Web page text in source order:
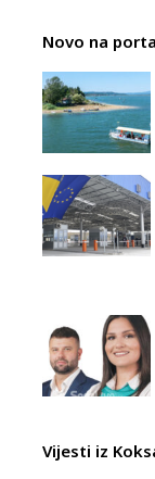
Novo na
Vijesti iz